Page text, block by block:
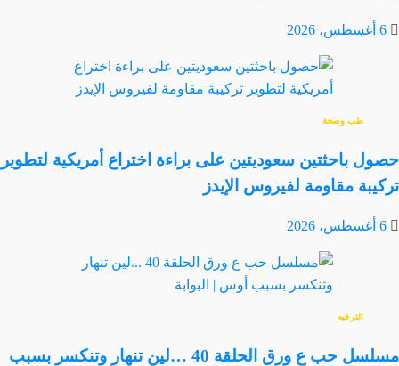
6 أغسطس، 2026
طب وصحة
حصول باحثتين سعوديتين على براءة اختراع أمريكية لتطوير
تركيبة مقاومة لفيروس الإيدز
6 أغسطس، 2026
الترفيه
مسلسل حب ع ورق الحلقة 40 …لين تنهار وتنكسر بسبب